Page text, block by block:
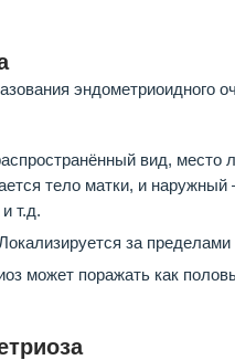
эндометриоидного
вид, место
тело матки, и
т.д.
за
может поражать как